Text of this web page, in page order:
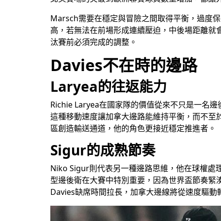
Marsch需要在穩定與冒險之間取得平衡，過度
高，若無法在前場形成連續壓迫，中後場距離
汰賽前必須完成的調整。
Davies不在時的邊路
Laryea的往返能力
Richie Laryea在國家隊的價值從來不只是一名
這種移動速度讓加拿大邊路能維持平衡，而不
區創造輸送通道，他的角色更接近穩定推進者。
Sigur的成熟節奏
Niko Sigur則代表另一種邊路思維，他在球權處
型邊後衛在大賽中特別重要，因為世界盃節奏
Davies缺席時間拉長，加拿大邊線將從速度驅